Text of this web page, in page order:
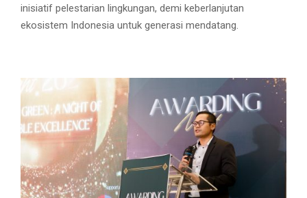
inisiatif pelestarian lingkungan, demi keberlanjutan
ekosistem Indonesia untuk generasi mendatang.